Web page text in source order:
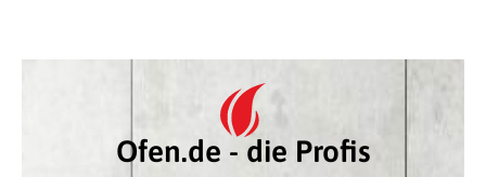
Ofen.de - die Profis